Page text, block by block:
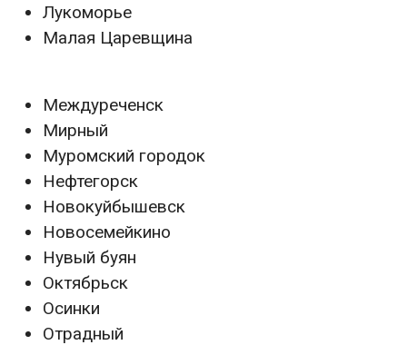
Лукоморье
Малая Царевщина
Междуреченск
Мирный
Муромский городок
Нефтегорск
Новокуйбышевск
Новосемейкино
Нувый буян
Октябрьск
Осинки
Отрадный